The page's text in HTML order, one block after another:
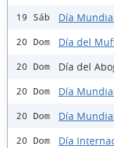
19 Sáb Día
20 Dom Día del
20 Dom Día del
20 Dom Día
20 Dom Día
20 Dom Día